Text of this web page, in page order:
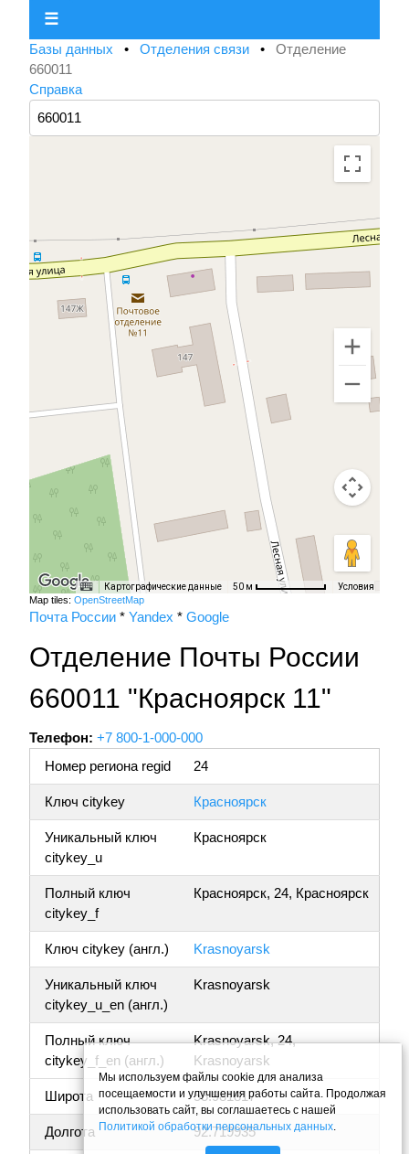
☰
Базы данных • Отделения связи • Отделение
660011
Справка
Картографические данные 50 м Условия
Map tiles: OpenStreetMap
Почта России * Yandex * Google
Отделение Почты России
660011 "Красноярск 11"
Телефон: +7 800-1-000-000
Номер региона regid
24
Ключ citykey Красноярск
Уникальный ключ
citykey_u
Красноярск
Полный ключ
citykey_f
Красноярск, 24, Красноярск
Ключ citykey (англ.) Krasnoyarsk
Уникальный ключ
citykey_u_en (англ.)
Krasnoyarsk
Полный ключ
citykey_f_en (англ.)
Krasnoyarsk, 24,
Krasnoyarsk
Широта 55.981817
Долгота 92.719935
Мы используем файлы cookie для анализа
посещаемости и улучшения работы сайта. Продолжая
использовать сайт, вы соглашаетесь с нашей
Политикой обработки персональных данных.